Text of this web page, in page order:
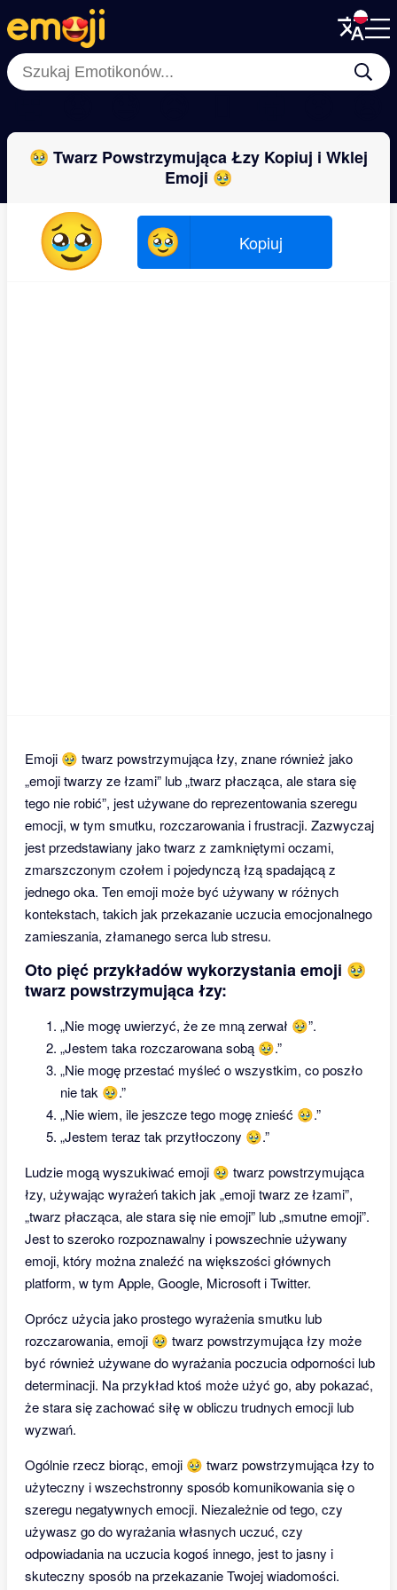
Menu
Close
Menu
Close
🥹 Twarz Powstrzymująca Łzy Kopiuj i Wklej
Emoji 🥹
🥹 🥹 Kopiuj
Emoji 🥹 twarz powstrzymująca łzy, znane również jako
„emoji twarzy ze łzami” lub „twarz płacząca, ale stara się
tego nie robić”, jest używane do reprezentowania szeregu
emocji, w tym smutku, rozczarowania i frustracji. Zazwyczaj
jest przedstawiany jako twarz z zamkniętymi oczami,
zmarszczonym czołem i pojedynczą łzą spadającą z
jednego oka. Ten emoji może być używany w różnych
kontekstach, takich jak przekazanie uczucia emocjonalnego
zamieszania, złamanego serca lub stresu.
Oto pięć przykładów wykorzystania emoji 🥹
twarz powstrzymująca łzy:
„Nie mogę uwierzyć, że ze mną zerwał 🥹”.
„Jestem taka rozczarowana sobą 🥹.”
„Nie mogę przestać myśleć o wszystkim, co poszło
nie tak 🥹.”
„Nie wiem, ile jeszcze tego mogę znieść 🥹.”
„Jestem teraz tak przytłoczony 🥹.”
Ludzie mogą wyszukiwać emoji 🥹 twarz powstrzymująca
łzy, używając wyrażeń takich jak „emoji twarz ze łzami”,
„twarz płacząca, ale stara się nie emoji” lub „smutne emoji”.
Jest to szeroko rozpoznawalny i powszechnie używany
emoji, który można znaleźć na większości głównych
platform, w tym Apple, Google, Microsoft i Twitter.
Oprócz użycia jako prostego wyrażenia smutku lub
rozczarowania, emoji 🥹 twarz powstrzymująca łzy może
być również używane do wyrażania poczucia odporności lub
determinacji. Na przykład ktoś może użyć go, aby pokazać,
że stara się zachować siłę w obliczu trudnych emocji lub
wyzwań.
Ogólnie rzecz biorąc, emoji 🥹 twarz powstrzymująca łzy to
użyteczny i wszechstronny sposób komunikowania się o
szeregu negatywnych emocji. Niezależnie od tego, czy
używasz go do wyrażania własnych uczuć, czy
odpowiadania na uczucia kogoś innego, jest to jasny i
skuteczny sposób na przekazanie Twojej wiadomości.